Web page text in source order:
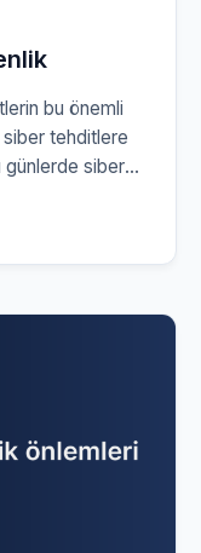
bu önemli
tehditlere
günlerde siber
öneme
da olumsuz
[…]